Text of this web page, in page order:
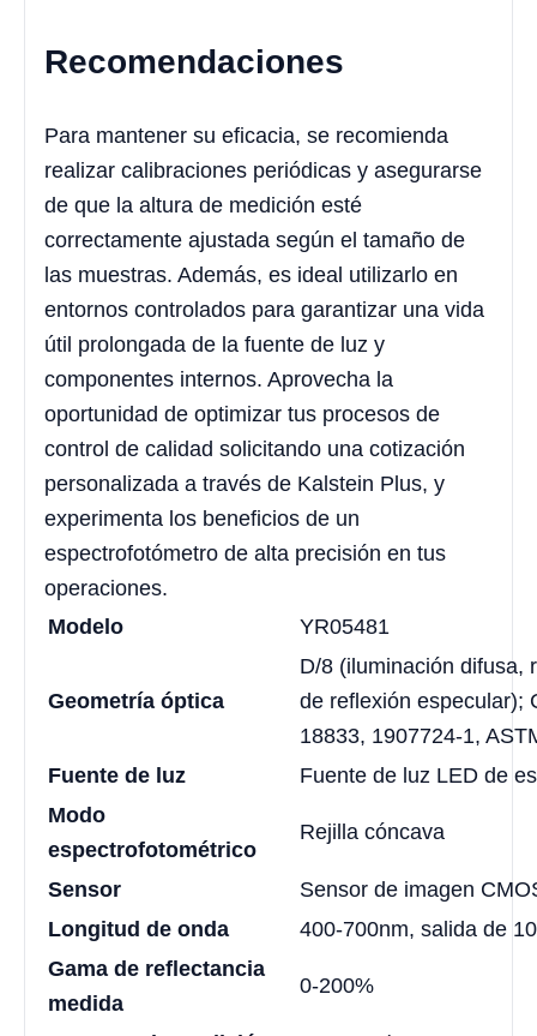
Recomendaciones
Para mantener su eficacia, se recomienda
realizar calibraciones periódicas y asegurarse
de que la altura de medición esté
correctamente ajustada según el tamaño de
las muestras. Además, es ideal utilizarlo en
entornos controlados para garantizar una vida
útil prolongada de la fuente de luz y
componentes internos. Aprovecha la
oportunidad de optimizar tus procesos de
control de calidad solicitando una cotización
personalizada a través de Kalstein Plus, y
experimenta los beneficios de un
espectrofotómetro de alta precisión en tus
operaciones.
Modelo
YR05481
Geometría óptica
D/8 (iluminación difusa,
de reflexión especular);
18833, 1907724-1,
Fuente de luz
Fuente de luz LED de
Modo
espectrofotométrico
Rejilla cóncava
Sensor
Sensor de imagen
Longitud de onda
400-700nm, salida de
Gama de reflectancia
medida
0-200%